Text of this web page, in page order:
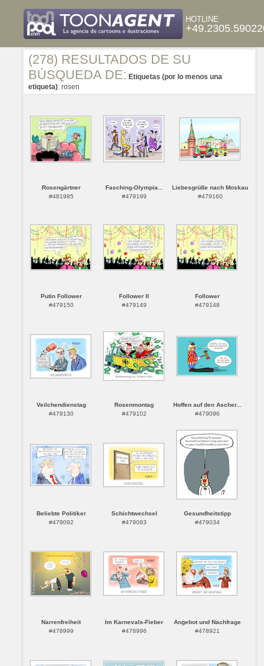
HOTLINE
(278) RESULTADOS DE SU
BÚSQUEDA DE: Etiquetas (por lo menos una
etiqueta): rosen
Rosengärtner
#481985
Fasching-Olympia...
#479199
Liebesgrüße nach Moskau
#479160
Putin Follower
#479150
Follower II
#479149
Follower
#479148
Veilchendienstag
#479130
Rosenmontag
#479102
Hoffen auf den Ascher...
#479096
Beliebte Politiker
#479092
Schichtwechsel
#479083
Gesundheitstipp
#479034
Narrenfreiheit
#478999
Im Karnevals-Fieber
#478996
Angebot und Nachfrage
#478921